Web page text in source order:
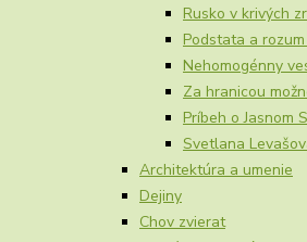
Rusko v krivých
Podstata a
Nehomogénny
Za hranicou
Príbeh o Jasnom
Svetlana
Architektúra a umenie
Dejiny
Chov zvierat